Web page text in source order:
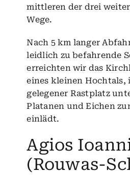
mittleren der drei
Wege.
Nach 5 km langer
leidlich zu befahrende
erreichten wir das
eines kleinen Hochtals,
gelegener Rastplatz
Platanen und Eichen
einlädt.
Agios
(Rouwas-